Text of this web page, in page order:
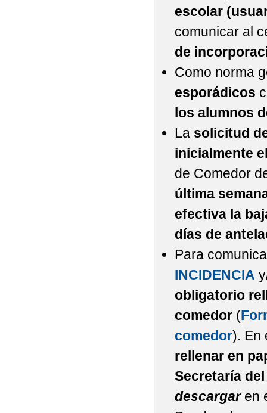
escolar
comunicar al
de
Como norma
esporádicos
los alumnos
La solicitud
inicialmente
de Comedor
última
efectiva la
días de
Para
INCIDENCIA
obligatorio
comedor (
comedor). En
rellenar en
Secretaría
descargaren